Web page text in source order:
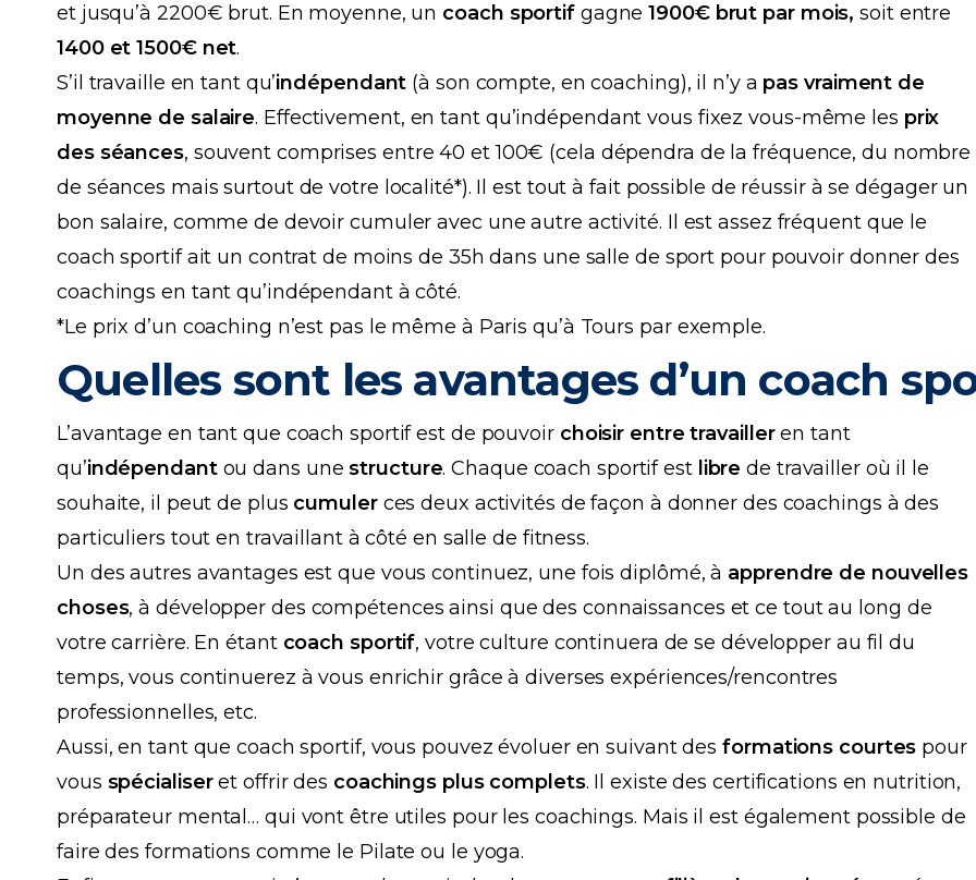
et jusqu’à 2200€ brut. En moyenne, un coach sportifgagne1900€ brut par mois,soit entre
1400 et 1500€ net.
S’il travaille en tant qu’indépendant (à son compte, en coaching), il n’y a pas vraiment de
moyenne de salaire. Effectivement, en tant qu’indépendant vous fixez vous-même les prix
des séances, souvent comprises entre 40 et 100€ (cela dépendra de la fréquence, du nombre
de séances mais surtout de votre localité*). Il est tout à fait possible de réussir à se dégager un
bon salaire, comme de devoir cumuler avec une autre activité. Il est assez fréquent que le
coach sportif ait un contrat de moins de 35h dans une salle de sport pour pouvoir donner des
coachings en tant qu’indépendant à côté.
*Le prix d’un coaching n’est pas le même à Paris qu’à Tours par exemple.
Quelles sont les avantages d’un coach
L’avantage en tant que coach sportif est de pouvoirchoisir entre travailleren tant
qu’indépendantou dans unestructure. Chaque coach sportif est librede travailler où il le
souhaite, il peut de plus cumuler ces deux activités de façon à donner des coachings à des
particuliers tout en travaillant à côté en salle de fitness.
Un des autres avantages est que vous continuez, une fois diplômé, à apprendre de nouvelles
choses, à développer des compétences ainsi que des connaissances et ce tout au long de
votre carrière. En étant coach sportif, votre culture continuera de se développer au fil du
temps, vous continuerez à vous enrichir grâce à diverses expériences/rencontres
professionnelles, etc.
Aussi, en tant que coach sportif, vous pouvez évoluer en suivant desformations courtes pour
vous spécialiseret offrir des coachings plus complets. Il existe des certifications en nutrition,
préparateur mental… qui vont être utiles pour les coachings. Mais il est également possible de
faire des formations comme le Pilate ou le yoga.